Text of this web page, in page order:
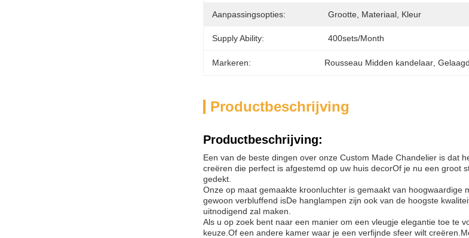
Aanpassingsopties: Grootte, Materiaal, Kleur
Supply Ability: 400sets/month
Markeren: Rousseau Midden kandelaar ,
Productbeschrijving
Productbeschrijving:
Een van de beste dingen over onze Custom Made Chandelier is dat
creëren die perfect is afgestemd op uw huis decorOf je nu een groot
gedekt.
Onze op maat gemaakte kroonluchter is gemaakt van
gewoon verbluffend isDe hanglampen zijn ook van de hoogste
uitnodigend zal maken.
Als u op zoek bent naar een manier om een vleugje elegantie toe te
keuze.Of een andere kamer waar je een verfijnde sfeer wilt